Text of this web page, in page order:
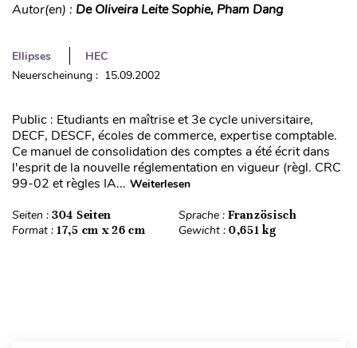
Autor(en) : De Oliveira Leite Sophie, Pham Dang
Ellipses
HEC
Neuerscheinung : 15.09.2002
Public : Etudiants en maîtrise et 3e cycle universitaire,
DECF, DESCF, écoles de commerce, expertise comptable.
Ce manuel de consolidation des comptes a été écrit dans
l'esprit de la nouvelle réglementation en vigueur (règl. CRC
99-02 et règles IA... Weiterlesen
Seiten : 304 Seiten Sprache : Französisch
Format : 17,5 cm x 26 cm Gewicht : 0,651 kg